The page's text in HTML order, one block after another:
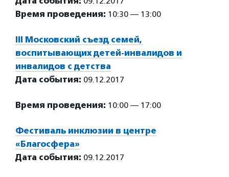
Время проведения: 10:30 — 13:00
III Московский съезд семей,
воспитывающих детей-инвалидов и
инвалидов с детства
Дата события: 09.12.2017
Время проведения: 10:00 — 17:00
Фестиваль инклюзии в центре
«Благосфера»
Дата события: 09.12.2017